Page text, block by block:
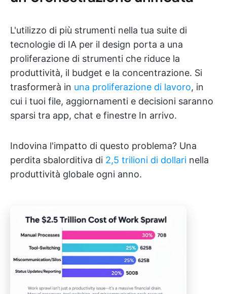
L'utilizzo di più strumenti nella tua suite di
tecnologie di IA per il design porta a una
proliferazione di strumenti che riduce la
produttività, il budget e la concentrazione. Si
trasformerà in una proliferazione di lavoro, in
cui i tuoi file, aggiornamenti e decisioni saranno
sparsi tra app, chat e finestre In arrivo.
Indovina l'impatto di questo problema? Una
perdita sbalorditiva di 2,5 trilioni di dollari nella
produttività globale ogni anno.